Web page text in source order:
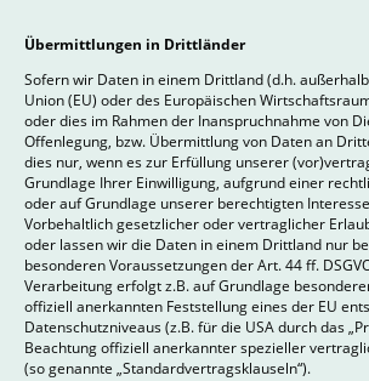
Übermittlungen in Drittländer
Sofern wir Daten in einem Drittland (d.h.
Union (EU) oder des Europäischen
oder dies im Rahmen der Inanspruchnahme von
Offenlegung, bzw. Übermittlung von Daten an
dies nur, wenn es zur Erfüllung unserer
Grundlage Ihrer Einwilligung, aufgrund einer
oder auf Grundlage unserer berechtigten
Vorbehaltlich gesetzlicher oder vertraglicher
oder lassen wir die Daten in einem Drittland nur
besonderen Voraussetzungen der Art. 44 ff.
Verarbeitung erfolgt z.B. auf Grundlage
offiziell anerkannten Feststellung eines der EU
Datenschutzniveaus (z.B. für die USA durch das
Beachtung offiziell anerkannter spezieller
(so genannte „Standardvertragsklauseln“).